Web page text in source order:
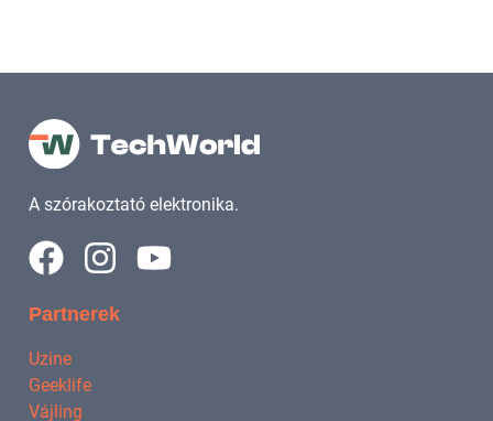
A szórakoztató elektronika.
Partnerek
Uzine
Geeklife
Vájling